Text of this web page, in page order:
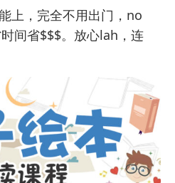
上，完全不用出门，no
间省$$$。放心lah，连